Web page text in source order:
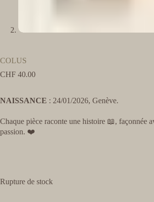
COLUS
CHF 40.00
NAISSANCE : 24/01/2026, Genève.
Chaque pièce raconte une histoire 📖, façonnée
passion. ❤️
Rupture de stock